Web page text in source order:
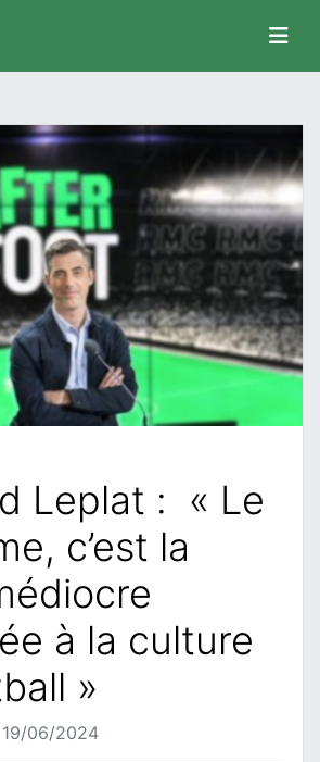
Leplat : « Le
c’est la
à la culture
»
06/2024